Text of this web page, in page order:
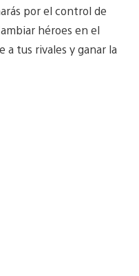
por el control de
héroes en el
a tus rivales y ganar la